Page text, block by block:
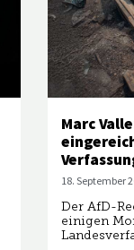
Marc
18. September
Der AfD-
einigen